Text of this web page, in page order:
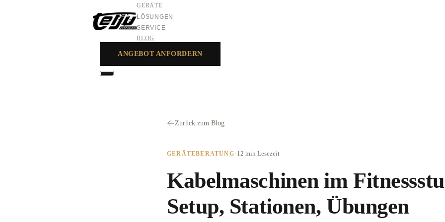
GERÄTE
LÖSUNGEN
SERVICE
BLOG
ANGEBOT ANFORDERN
Zurück zum Blog
GERÄTEBERATUNG · 12 min Lesezeit
Kabelmaschinen im
Setup, Stationen, Übungen